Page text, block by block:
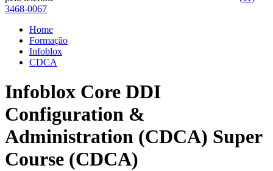
3468-0067
Home
Formação
Infoblox
CDCA
Infoblox Core DDI
Configuration &
Administration (CDCA) Super
Course (CDCA)